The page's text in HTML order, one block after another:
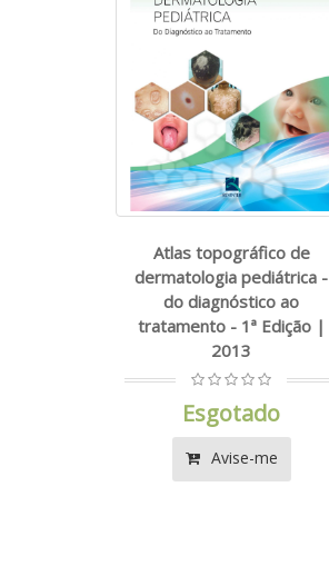
Atlas topográfico de
dermatologia pediátrica -
do diagnóstico ao
tratamento - 1ª Edição |
2013
Esgotado
Avise-me